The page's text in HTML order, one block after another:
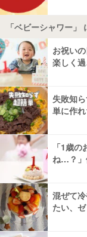
「ベビーシャワー
お祝い
楽しく
失敗知
単に作
「1歳
ね…？」
混ぜて
たい、